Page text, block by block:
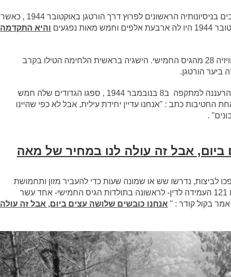
הדיוויזיה האמריקאית התשיעית ידעה קשיים רבים בניסיונותיה הראשונים לפרוץ דרך הורטגן באוקטובר 1944 , כאשר
והיא התקדמה
בראשית נובמבר 1944 הוטלה המשימה על דיוויזיה 28 מהגיס החמישי. הישגיה בראשית הלחימה הטילו בקרב
ביער הורטגן.
כאשר נדחפה דיוויזית הרגלים 18 האמריקאית הרעננה למתקפה ב8 בנובמבר 1944 , ספגו הגדודים שלה חמש
החטיבות כתב : "אנחנו עדיין יחידת עילית, אבל לא כפי שהיינו
.
ביום, אבל זה עולה לנו במחיר של מאה
לביצות, נדרשו שש או שמונה שעות כדי להעביר מזון ותחמושת
למרחק של שלושה קילומטרים. דיוויזית הרגלים 121 העמידה לדין- לראשונה בתולדות הגיס החמישי- אחד עשר
אמר בקול קודר : " אנחנו כובשים שלושה עצים ביום, אבל זה עולה